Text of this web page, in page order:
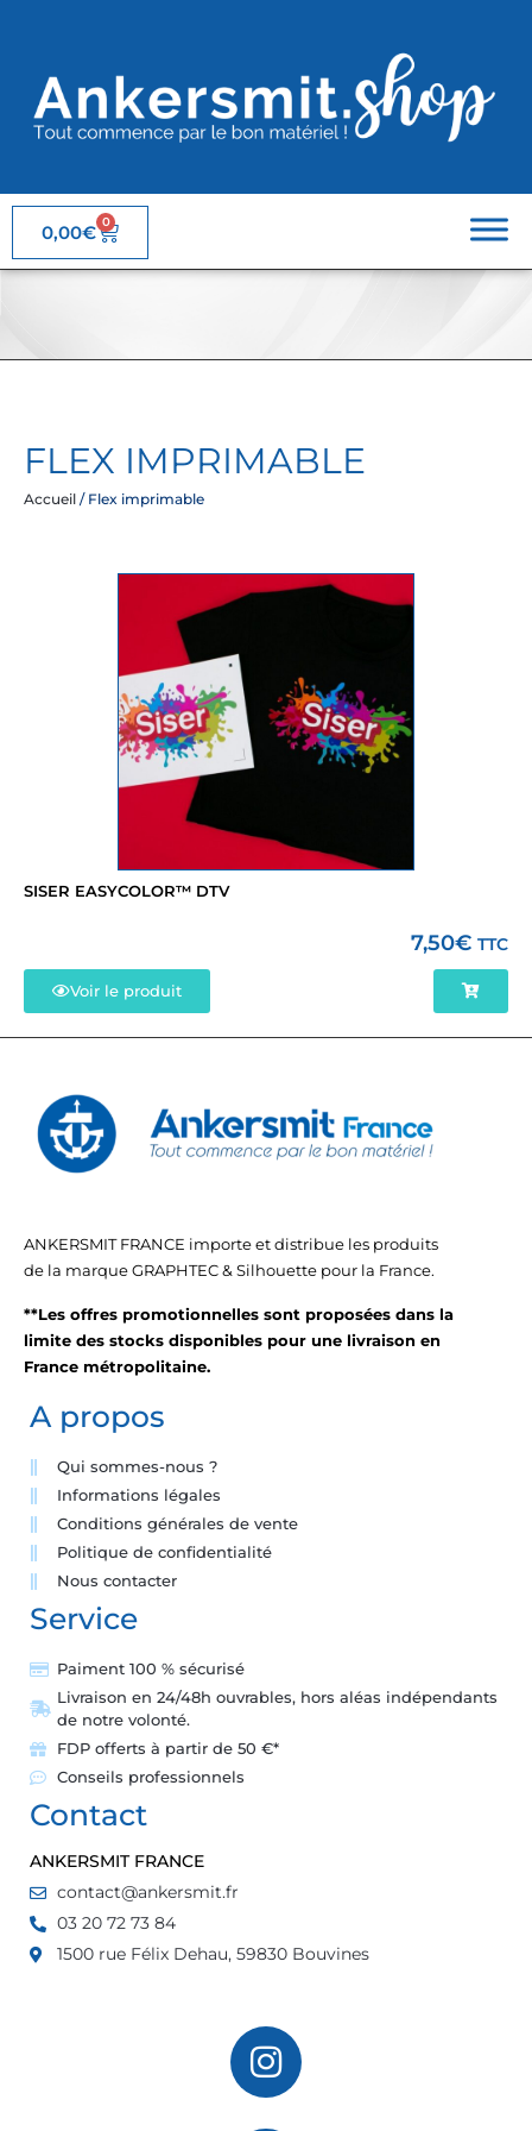
0,00€ 0
FLEX IMPRIMABLE
Accueil / Flex imprimable
SISER EASYCOLOR™ DTV
7,50€ TTC
Voir le produit
ANKERSMIT FRANCE importe et distribue les produits
de la marque GRAPHTEC & Silhouette pour la France.
**Les offres promotionnelles sont proposées dans la
limite des stocks disponibles pour une livraison en
France métropolitaine.
A propos
Qui sommes-nous ?
Informations légales
Conditions générales de vente
Politique de confidentialité
Nous contacter
Service
Paiment 100 % sécurisé
Livraison en 24/48h ouvrables, hors aléas indépendants
de notre volonté.
FDP offerts à partir de 50 €*
Conseils professionnels
Contact
ANKERSMIT FRANCE
contact@ankersmit.fr
03 20 72 73 84
1500 rue Félix Dehau, 59830 Bouvines